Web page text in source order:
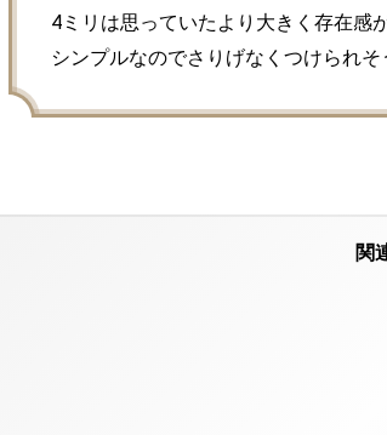
4ミリは思っていたより大きく存在感
シンプルなのでさりげなくつけられそ